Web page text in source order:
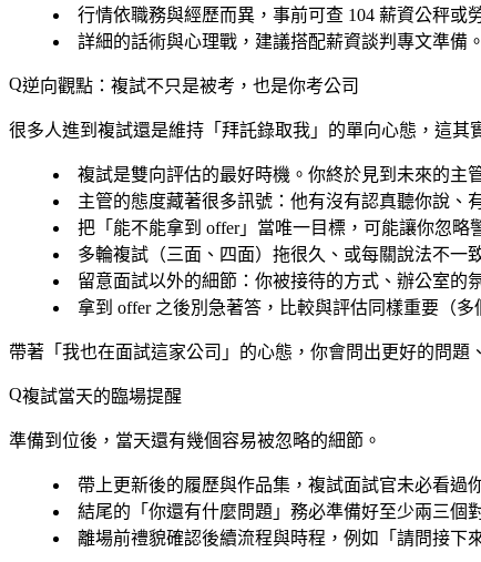
行情依職務與經歷而異，事前可查 104 薪資公秤或
詳細的話術與心理戰，建議搭配薪資談判專文準備。
逆向觀點：複試不只是被考，也是你考公司
很多人進到複試還是維持「拜託錄取我」的單向心態，這其
複試是雙向評估的最好時機。你終於見到未來的主
主管的態度藏著很多訊號：他有沒有認真聽你說、
把「能不能拿到 offer」當唯一目標，可能讓你忽
多輪複試（三面、四面）拖很久、或每關說法不一
留意面試以外的細節：你被接待的方式、辦公室的
拿到 offer 之後別急著答，比較與評估同樣重要（多
帶著「我也在面試這家公司」的心態，你會問出更好的問題
複試當天的臨場提醒
準備到位後，當天還有幾個容易被忽略的細節。
帶上更新後的履歷與作品集，複試面試官未必看過
結尾的「你還有什麼問題」務必準備好至少兩三個
離場前禮貌確認後續流程與時程，例如「請問接下